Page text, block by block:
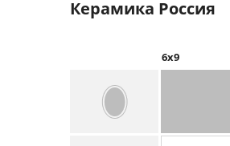
Керамика Россия
6х9